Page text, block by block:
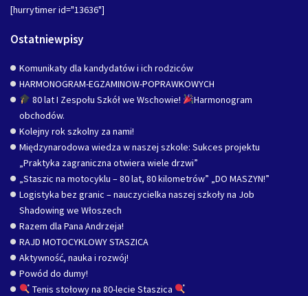
[hurrytimer id="13636"]
Ostatniewpisy
Komunikaty dla kandydatów i ich rodziców
HARMONOGRAM-EGZAMINOW-POPRAWKOWYCH
80 lat I Zespołu Szkół we Wschowie!
Harmonogram
obchodów.
Kolejny rok szkolny za nami!
Międzynarodowa wiedza w naszej szkole: Sukces projektu
„Praktyka zagraniczna otwiera wiele drzwi”
„Staszic na motocyklu – 80 lat, 80 kilometrów” „DO MASZYN!”
Logistyka bez granic – nauczycielka naszej szkoły na Job
Shadowing we Włoszech
Razem dla Pana Andrzeja!
RAJD MOTOCYKLOWY STASZICA
Aktywność, nauka i rozwój!
Powód do dumy!
Tenis stołowy na 80-lecie Staszica